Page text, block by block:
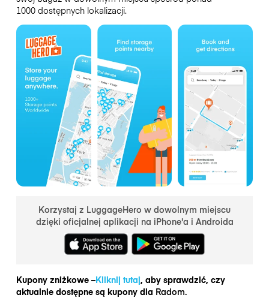
1000 dostępnych lokalizacji.
Korzystaj z LuggageHero w dowolnym miejscu
dzięki oficjalnej aplikacji na iPhone'a i Androida
Kupony zniżkowe –Kliknij tutaj, aby sprawdzić, czy
aktualnie dostępne są kupony dla Radom.